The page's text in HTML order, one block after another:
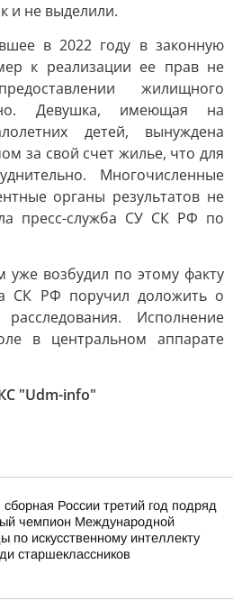
и не выделили.
в 2022 году в законную
к реализации ее прав не
жилищного
Девушка, имеющая на
детей, вынуждена
за свой счет жилье, что для
Многочисленные
органы результатов не
пресс-служба СУ СК РФ по
уже возбудил по этому факту
СК РФ поручил доложить о
Исполнение
в центральном аппарате
"Udm-info"
России третий год подряд
чемпион Международной
по искусственному интеллекту
старшеклассников